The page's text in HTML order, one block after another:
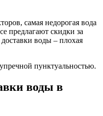
самая недорогая вода
предлагают скидки за
воды – плохая
пунктуальностью.
воды в